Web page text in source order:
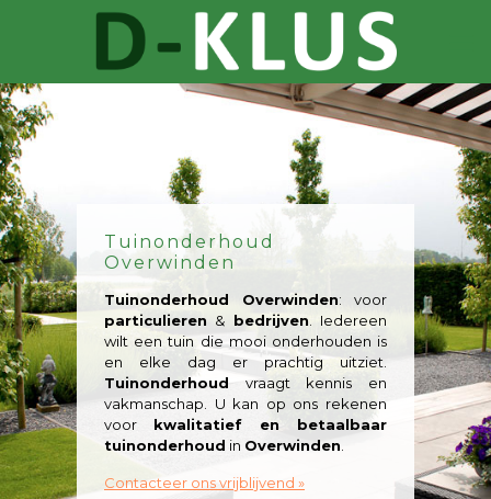
Tuinonderhoud
Overwinden
Tuinonderhoud Overwinden: voor
particulieren & bedrijven. Iedereen
wilt een tuin die mooi onderhouden is
en elke dag er prachtig uitziet.
Tuinonderhoudvraagt kennis en
vakmanschap. U kan op ons rekenen
voor kwalitatief en betaalbaar
tuinonderhoud in Overwinden
Contacteer ons vrijblijvend »